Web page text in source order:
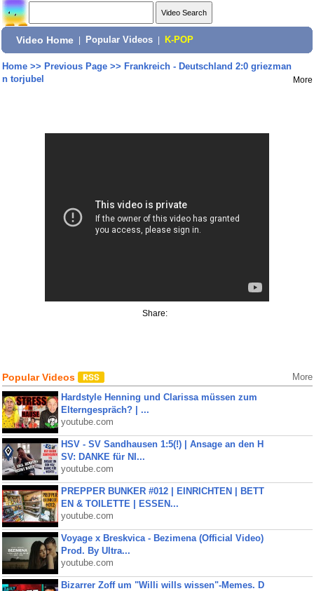
Video Home Popular Videos K-POP
Home>> Previous Page>> Frankreich - Deutschland 2:0 griezman
n torjubel
More
Share:
Popular Videos More
Hardstyle Henning und Clarissa müssen zum
Elterngespräch? | ...
youtube.com
HSV - SV Sandhausen 1:5(!) | Ansage an den H
SV: DANKE für NI...
youtube.com
PREPPER BUNKER #012 | EINRICHTEN | BETT
EN & TOILETTE | ESSEN...
youtube.com
Voyage x Breskvica - Bezimena (Official Video)
Prod. By Ultra...
youtube.com
Bizarrer Zoff um "Willi wills wissen"-Memes. D